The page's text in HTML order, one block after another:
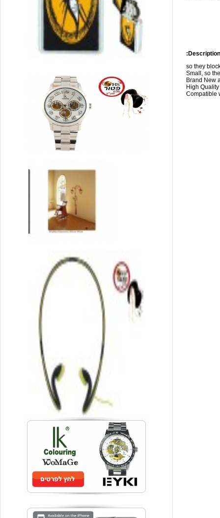
so they
Small, so
Brand New
High
Compatible